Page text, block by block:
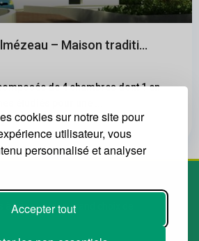
cookies sur notre site pour
utilisateur, vous
personnalisé et analyser
Accepter tout
– Maison traditi...
de 4 chambres dont 1 en
2
à bâtir. Le plus grand choix de